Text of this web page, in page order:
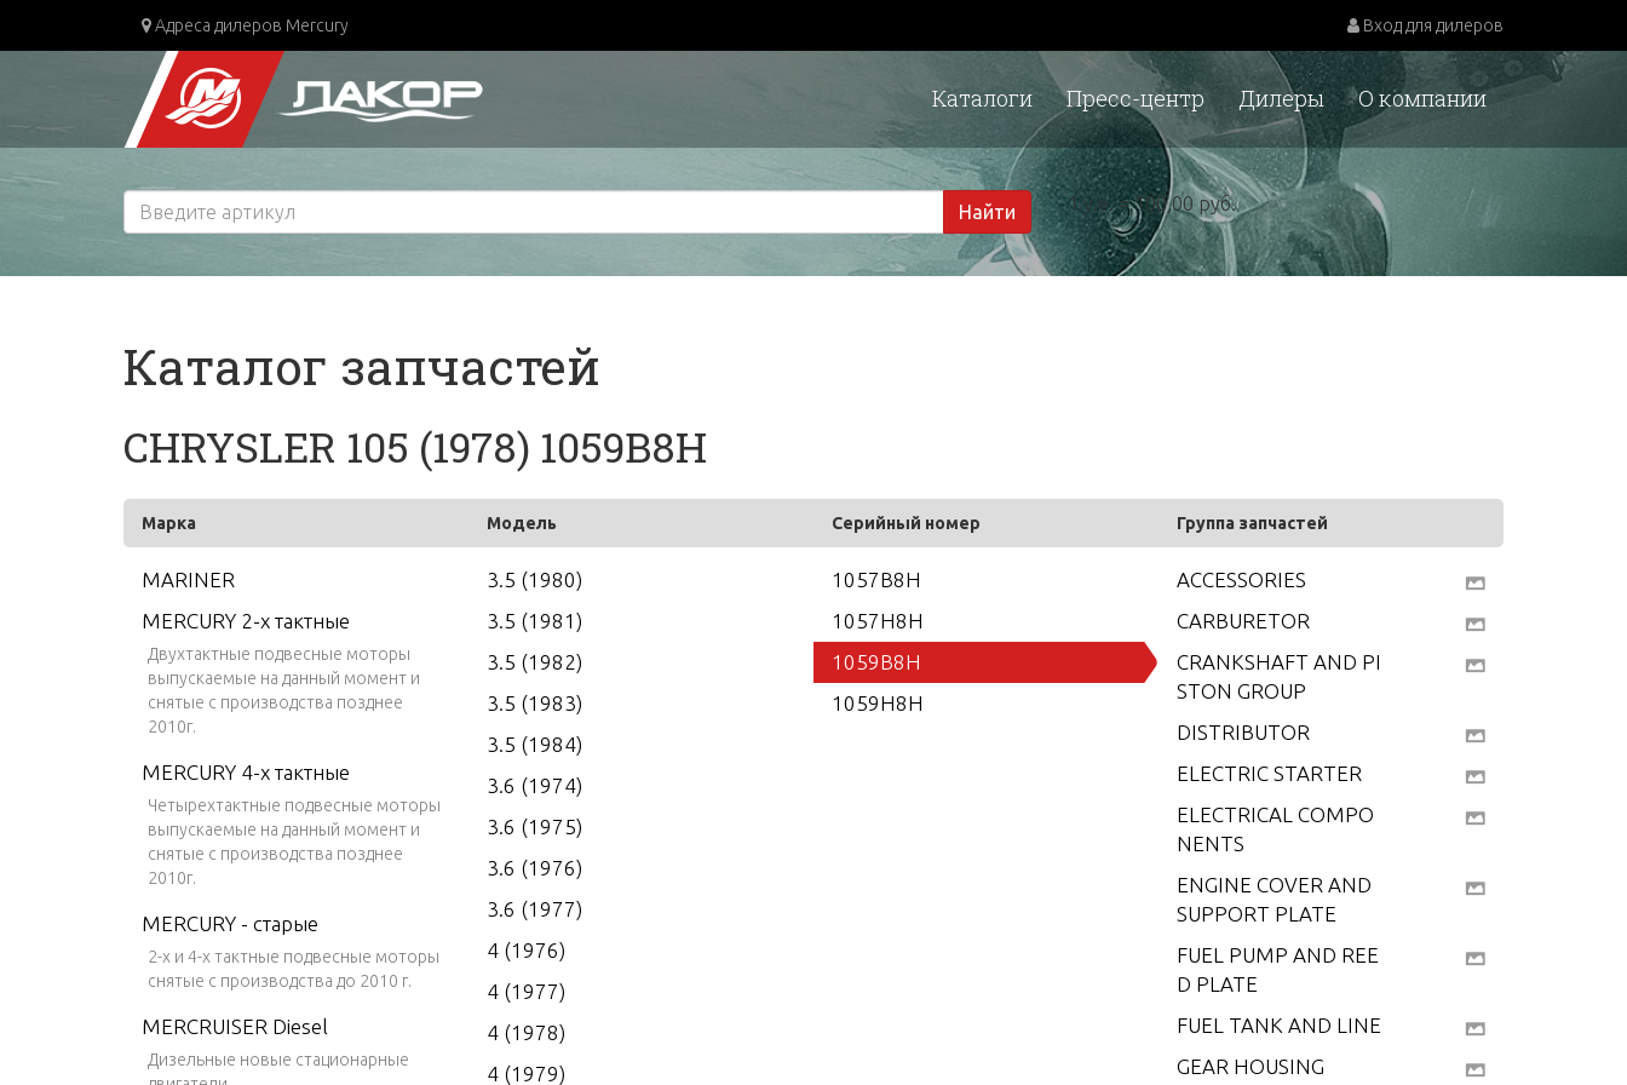
Адреса дилеров Mercury Вход для дилеров
О компании
Дилеры
Пресс-центр
Каталоги
Найти 1 у.е. = 100,00 руб.
Каталог запчастей
CHRYSLER 105 (1978) 1059B8H
Марка Модель Серийный номер Группа запчастей
MARINER
MERCURY 2-х тактные
Двухтактные подвесные моторы
выпускаемые на данный момент и
снятые с производства позднее
2010г.
MERCURY 4-х тактные
Четырехтактные подвесные моторы
выпускаемые на данный момент и
снятые с производства позднее
2010г.
MERCURY - старые
2-х и 4-х тактные подвесные моторы
снятые с производства до 2010 г.
MERCRUISER Diesel
Дизельные новые стационарные
3.5 (1980)
3.5 (1981)
3.5 (1982)
3.5 (1983)
3.5 (1984)
3.6 (1974)
3.6 (1975)
3.6 (1976)
3.6 (1977)
4 (1976)
4 (1977)
4 (1978)
4 (1979)
1057B8H
1057H8H
1059B8H
1059H8H
ACCESSORIES
CARBURETOR
CRANKSHAFT AND PI
STON GROUP
DISTRIBUTOR
ELECTRIC STARTER
ELECTRICAL COMPO
NENTS
ENGINE COVER AND
SUPPORT PLATE
FUEL PUMP AND REE
D PLATE
FUEL TANK AND LINE
GEAR HOUSING